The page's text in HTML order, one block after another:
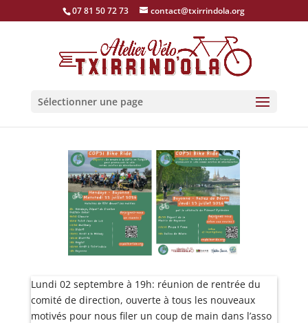
07 81 50 72 73 contact@txirrindola.org
Sélectionner une page
Lundi 02 septembre à 19h: réunion de rentrée du
comité de direction, ouverte à tous les nouveaux
motivés pour nous filer un coup de main dans l’asso